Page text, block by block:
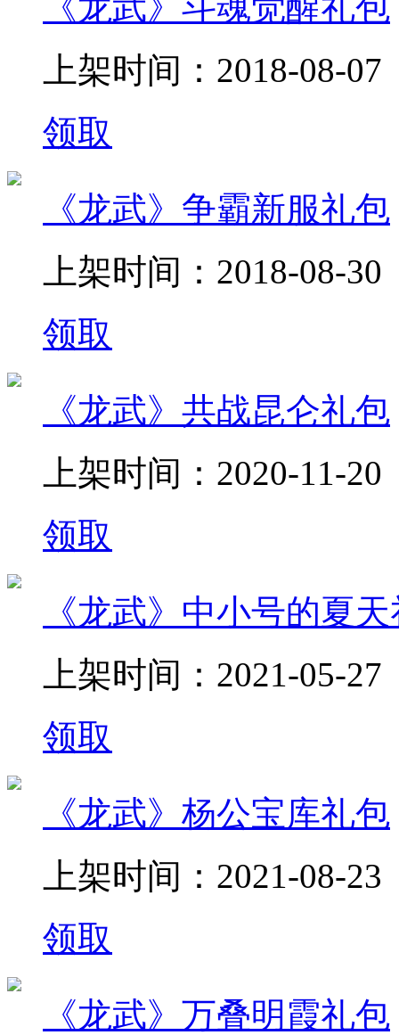
上架时间：2018-08-07
领取
《龙武》争霸新服礼包
上架时间：2018-08-30
领取
《龙武》共战昆仑礼包
上架时间：2020-11-20
领取
《龙武》中小号的夏
上架时间：2021-05-27
领取
《龙武》杨公宝库礼包
上架时间：2021-08-23
领取
《龙武》万叠明霞礼包